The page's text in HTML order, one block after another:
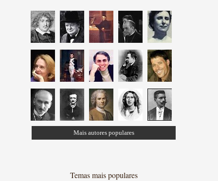
Mais autores populares
Temas mais populares